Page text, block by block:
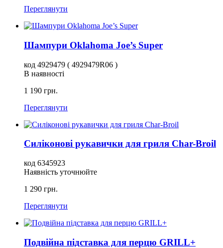
Переглянути
Шампури Oklahoma Joe’s Super
код 4929479 ( 4929479R06 )
В наявності
1 190 грн.
Переглянути
Силіконові рукавички для гриля Char-Broil
код 6345923
Наявність уточнюйте
1 290 грн.
Переглянути
Подвійна підставка для перцю GRILL+